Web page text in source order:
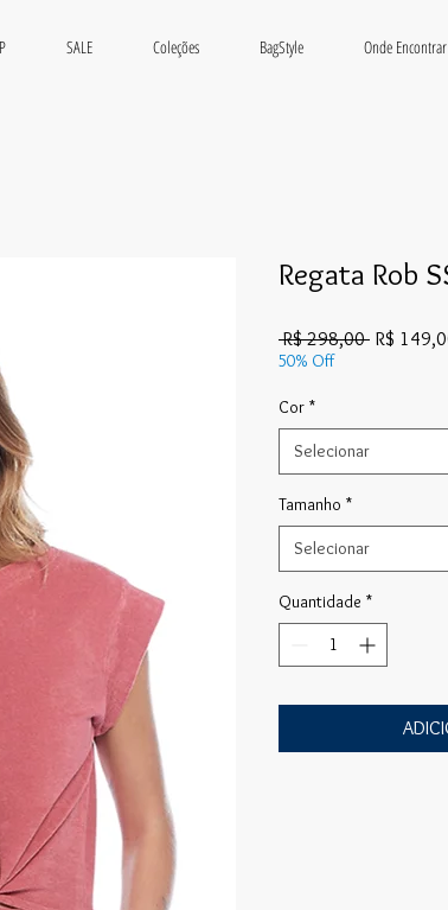
SALE Coleções BagStyle Onde Encontrar
Regata Rob
R$ 298,00 Preço
R$
50% Off
Cor *
Selecionar
Tamanho *
Selecionar
Quantidade *